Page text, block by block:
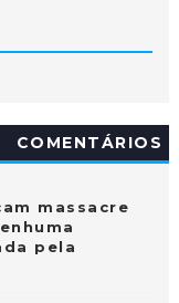
COMENTÁRIOS
massacre
pela